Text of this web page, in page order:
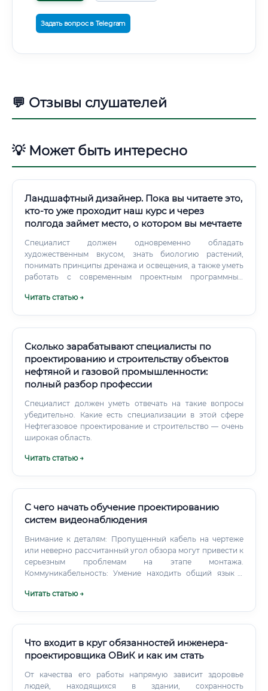
Задать вопрос в Telegram
💬 Отзывы слушателей
💡 Может быть интересно
Ландшафтный дизайнер. Пока вы читаете это,
кто-то уже проходит наш курс и через
полгода займет место, о котором вы мечтаете
Специалист должен одновременно обладать
художественным вкусом, знать биологию растений,
понимать принципы дренажа и освещения, а также уметь
работать с современным проектным программным
«тот, кто сажает цветы».
Читать статью →
Сколько зарабатывают специалисты по
проектированию и строительству объектов
нефтяной и газовой промышленности:
полный разбор профессии
Специалист должен уметь отвечать на такие вопросы
убедительно. Какие есть специализации в этой сфере
Нефтегазовое проектирование и строительство — очень
широкая область.
Читать статью →
С чего начать обучение проектированию
систем видеонаблюдения
Внимание к деталям: Пропущенный кабель на чертеже
или неверно рассчитанный угол обзора могут привести к
серьезным проблемам на этапе монтажа.
Коммуникабельность: Умение находить общий язык с
(чтобы объяснить, как реализовать проект) и с коллегами.
Читать статью →
Что входит в круг обязанностей инженера-
проектировщика ОВиК и как им стать
От качества его работы напрямую зависит здоровье
людей, находящихся в здании, сохранность